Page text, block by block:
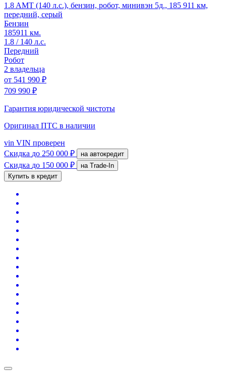
1.8 AMT (140 л.с.), бензин, робот, минивэн 5д., 185 911 км,
передний, серый
Бензин
185911 км.
1.8 / 140 л.с.
Передний
Робот
2 владельца
от 541 990 ₽
709 990 ₽
Гарантия юридической чистоты
Оригинал ПТС в наличии
vin VIN проверен
Скидка до 250 000 ₽ на автокредит
Скидка до 150 000 ₽
на Trade-In
Купить в кредит